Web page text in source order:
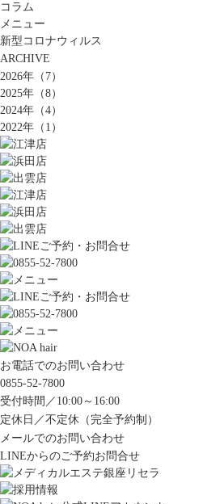
コラム
メニュー
新型コロナウィルス
ARCHIVE
2026年（7）
2025年（8）
2024年（4）
2022年（1）
お電話でのお問い合わせ
0855-52-7800
受付時間／10:00～16:00
定休日／不定休（完全予約制）
メールでのお問い合わせ
LINEからのご予約お問合せ